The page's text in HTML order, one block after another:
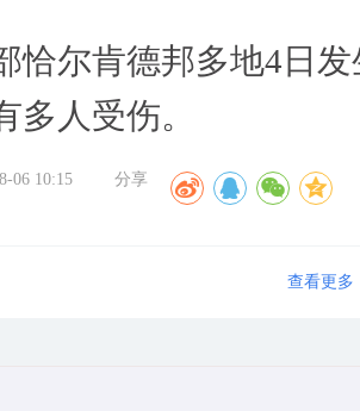
恰尔肯德邦多地4日
多人受伤。
06 10:15 分享
查看更多